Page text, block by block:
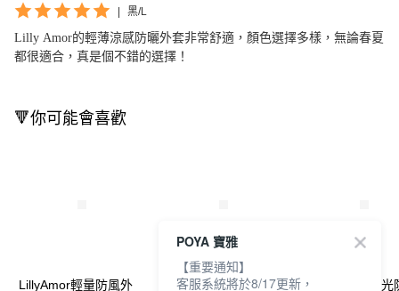
| 黑/L
Lilly Amor的輕薄涼感防曬外套非常舒適，顏色選擇多樣，無論春夏
都很適合，真是個不錯的選擇！
🔻你可能會喜歡
LillyAmor輕量防風外 LillyAmor輕量防風外 Lilly Amor清透光
POYA 寶雅
【重要通知】
客服系統將於8/17更新，